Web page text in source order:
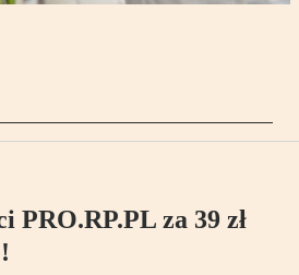
PRO.RP.PL za 39 zł